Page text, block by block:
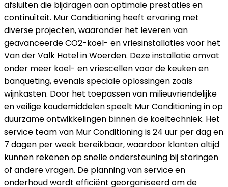
afsluiten die bijdragen aan optimale prestaties en
continuïteit. Mur Conditioning heeft ervaring met
diverse projecten, waaronder het leveren van
geavanceerde CO2-koel- en vriesinstallaties voor het
Van der Valk Hotel in Woerden. Deze installatie omvat
onder meer koel- en vriescellen voor de keuken en
banqueting, evenals speciale oplossingen zoals
wijnkasten. Door het toepassen van milieuvriendelijke
en veilige koudemiddelen speelt Mur Conditioning in op
duurzame ontwikkelingen binnen de koeltechniek. Het
service team van Mur Conditioning is 24 uur per dag en
7 dagen per week bereikbaar, waardoor klanten altijd
kunnen rekenen op snelle ondersteuning bij storingen
of andere vragen. De planning van service en
onderhoud wordt efficiënt georganiseerd om de